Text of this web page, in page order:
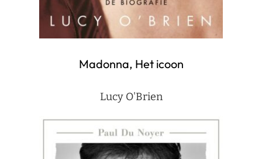
Madonna, Het icoon
Lucy O'Brien